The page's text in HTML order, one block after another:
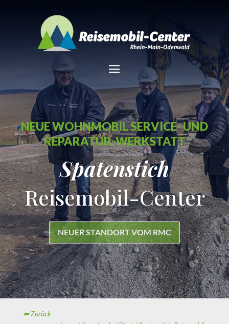
NEUE WOHNMOBIL SERVICE- UND
REPARATUR-WERKSTATT
Spatenstich
Reisemobil-Center
NEUER STANDORT VOM RMC
⬅ Zurück